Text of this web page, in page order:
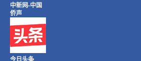
中新网-中国
侨声
今日头条